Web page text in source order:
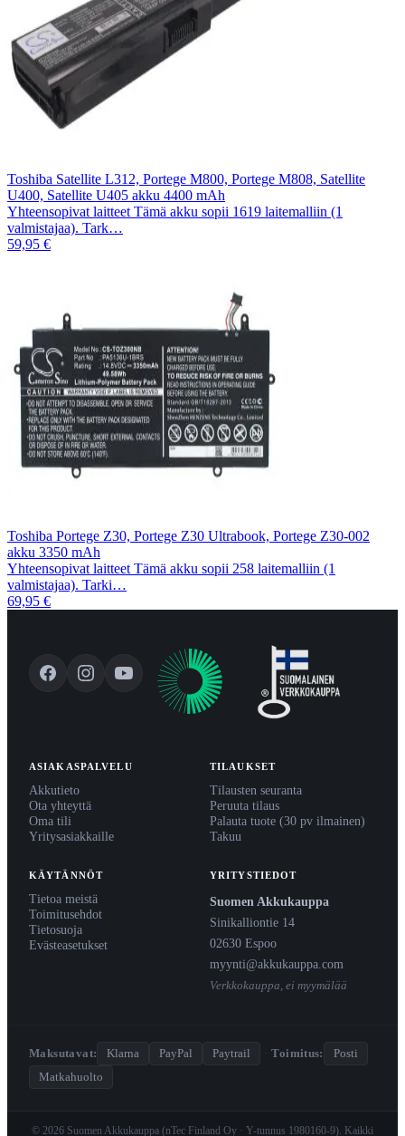
Toshiba Satellite L312, Portege M800, Portege M808, Satellite
U400, Satellite U405 akku 4400 mAh
Yhteensopivat laitteet Tämä akku sopii 1619 laitemalliin (1
valmistajaa). Tark…
59,95 €
Toshiba Portege Z30, Portege Z30 Ultrabook, Portege Z30-002
akku 3350 mAh
Yhteensopivat laitteet Tämä akku sopii 258 laitemalliin (1
valmistajaa). Tarki…
69,95 €
ASIAKASPALVELU
Akkutieto
Ota yhteyttä
Oma tili
Yritysasiakkaille
TILAUKSET
Tilausten seuranta
Peruuta tilaus
Palauta tuote (30 pv ilmainen)
Takuu
KÄYTÄNNÖT
Tietoa meistä
Toimitusehdot
Tietosuoja
Evästeasetukset
YRITYSTIEDOT
Suomen Akkukauppa
Sinikalliontie 14
02630 Espoo
myynti@akkukauppa.com
Verkkokauppa, ei myymälää
Maksutavat: Klarna PayPal Paytrail · Toimitus:
Posti
Matkahuolto
© 2026 Suomen Akkukauppa (nTec Finland Oy · Y-tunnus 1980160-9). Kaikki